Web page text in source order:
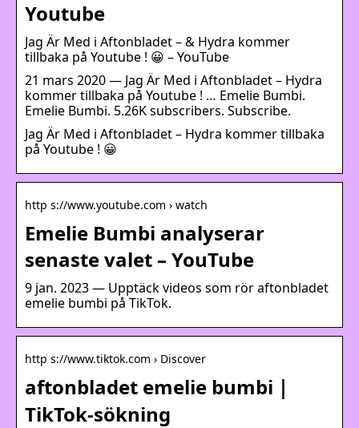
Youtube
Jag Är Med i Aftonbladet – & Hydra kommer
tillbaka på Youtube ! 😀 – YouTube
21 mars 2020 — Jag Är Med i Aftonbladet – Hydra
kommer tillbaka på Youtube ! … Emelie Bumbi.
Emelie Bumbi. 5.26K subscribers. Subscribe.
Jag Är Med i Aftonbladet – Hydra kommer tillbaka
på Youtube ! 😀
http s://www.youtube.com › watch
Emelie Bumbi analyserar
senaste valet – YouTube
9 jan. 2023 — Upptäck videos som rör aftonbladet
emelie bumbi på TikTok.
http s://www.tiktok.com › Discover
aftonbladet emelie bumbi｜
TikTok-sökning